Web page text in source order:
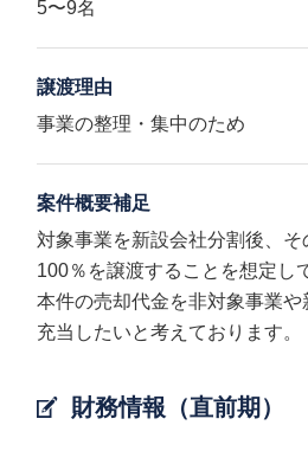
5〜9名
譲渡理由
事業の整理・集中のため
案件概要補足
対象事業を新設会社分割後、
100％を譲渡することを想定し
本件の売却代金を非対象事業
充当したいと考えております。
財務情報（直前期）